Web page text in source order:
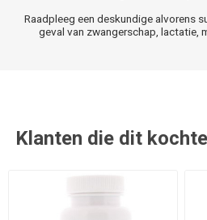
Raadpleeg een deskundige alvorens
geval van zwangerschap, lactatie,
Klanten die dit